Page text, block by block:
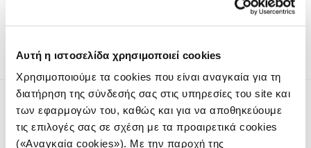
Αυτή η ιστοσελίδα χρησιμοποιεί cookies
Χρησιμοποιούμε τα cookies που είναι αναγκαία για τη
διατήρηση της σύνδεσής σας στις υπηρεσίες του site και
των εφαρμογών του, καθώς και για να αποθηκεύουμε
τις επιλογές σας σε σχέση με τα προαιρετικά cookies
(«Αναγκαία cookies»). Με την παροχή της
επαληθεύσει τα πλάνα και τις λεπτομέρειες της επίθεσης.